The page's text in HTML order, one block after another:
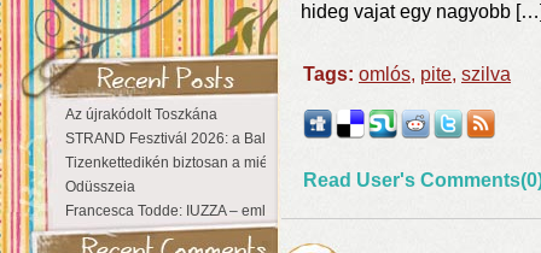
Az újrakódolt Toszkána
STRAND Fesztivál 2026: a Balaton partján a nyár még tart!
Tizenkettedikén biztosan a miénk a Sziget!
Odüsszeia
Francesca Todde: IUZZA – emlékezet, táj és irodalom találkozása a Mai
hideg vajat egy nagyobb
Tags: omlós, pite, szilva
Read User's